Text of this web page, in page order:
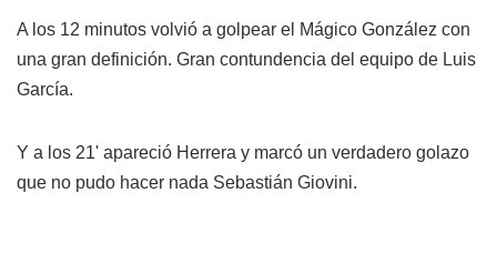
A los 12 minutos volvió a golpear el Mágico González con
una gran definición. Gran contundencia del equipo de Luis
García.
Y a los 21' apareció Herrera y marcó un verdadero golazo
que no pudo hacer nada Sebastián Giovini.